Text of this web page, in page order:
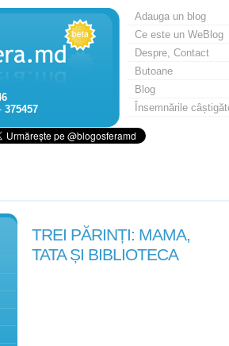
375457
Adauga un blog
Ce este un WeBlog
Despre, Contact
Butoane
Blog
Însemnările
TREI PĂRINȚI: MAMA,
TATA ȘI BIBLIOTECA